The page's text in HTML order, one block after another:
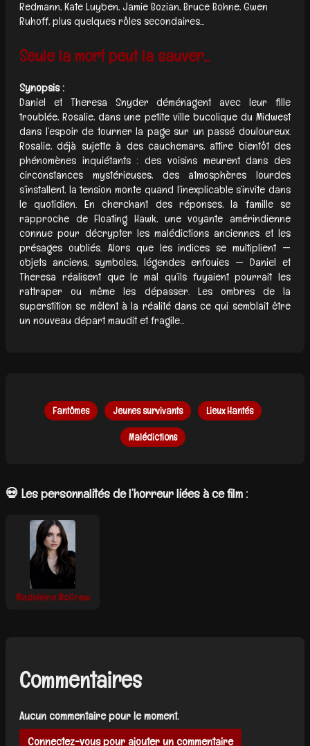
Redmann, Kate Luyben, Jamie Bozian, Bruce Bohne, Gwen
Ruhoff, plus quelques rôles secondaires...
Seule la mort peut la sauver...
Synopsis :
Daniel et Theresa Snyder déménagent avec leur fille
troublée, Rosalie, dans une petite ville bucolique du Midwest
dans l’espoir de tourner la page sur un passé douloureux.
Rosalie, déjà sujette à des cauchemars, attire bientôt des
phénomènes inquiétants : des voisins meurent dans des
circonstances mystérieuses, des atmosphères lourdes
s’installent, la tension monte quand l’inexplicable s’invite dans
le quotidien. En cherchant des réponses, la famille se
rapproche de Floating Hawk, une voyante amérindienne
connue pour décrypter les malédictions anciennes et les
présages oubliés. Alors que les indices se multiplient —
objets anciens, symboles, légendes enfouies — Daniel et
Theresa réalisent que le mal qu’ils fuyaient pourrait les
rattraper ou même les dépasser. Les ombres de la
superstition se mêlent à la réalité dans ce qui semblait être
un nouveau départ maudit et fragile...
Fantômes Jeunes survivants Lieux Hantés
Malédictions
💀 Les personnalités de l’horreur liées à ce film :
Madeleine McGraw
Commentaires
Aucun commentaire pour le moment.
Connectez-vous pour ajouter un commentaire